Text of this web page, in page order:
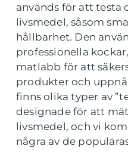
används för att testa
livsmedel, såsom
hållbarhet. Den
professionella
matlabb för att
produkter och
finns olika typer av
designade för att
livsmedel, och vi
några av de